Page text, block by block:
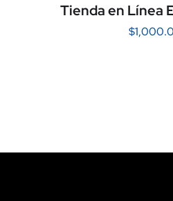
Tienda en Línea
$